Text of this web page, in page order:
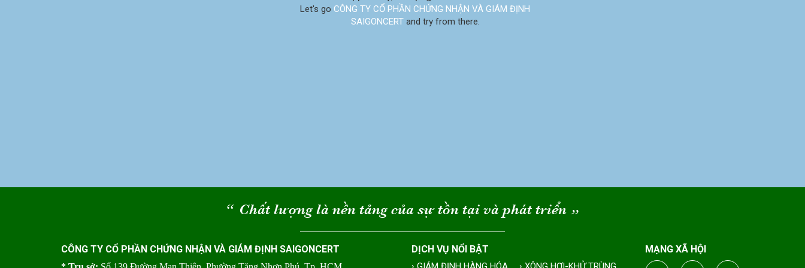
Let's go CÔNG TY CỔ PHẦN CHỨNG NHẬN VÀ GIÁM ĐỊNH
SAIGONCERTand try from there.
“ Chất lượng là nền tảng của sự tồn tại và phát triển “
CÔNG TY CỔ PHẦN CHỨNG NHẬN VÀ GIÁM ĐỊNH SAIGONCERT DỊCH VỤ NỔI BẬT MẠNG XÃ HỘI